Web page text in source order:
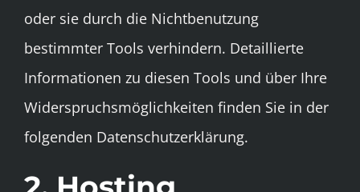
oder sie durch die Nichtbenutzung
bestimmter Tools verhindern. Detaillierte
Informationen zu diesen Tools und über Ihre
Widerspruchsmöglichkeiten finden Sie in der
folgenden Datenschutzerklärung.